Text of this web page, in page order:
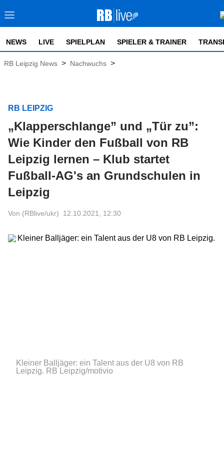
NEWS LIVE SPIELPLAN SPIELER & TRAINER
RB Leipzig News > Nachwuchs >
RB LEIPZIG
„Klapperschlange” und „Tür zu”:
Wie Kinder den Fußball von RB
Leipzig lernen – Klub startet
Fußball-AG's an Grundschulen in
Leipzig
Von (RBlive/ukr) 12.10.2021, 12:30
Kleiner Balljäger: ein Talent aus der U8 von RB
Leipzig. RB Leipzig/motivio